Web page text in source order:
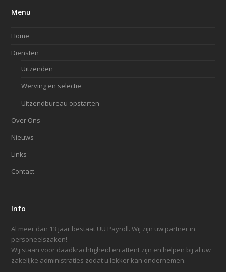
Menu
Home
Diensten
Uitzenden
Werving en selectie
Uitzendbureau opstarten
Over Ons
Nieuws
Links
Contact
Info
Al meer dan 13 jaar bestaat UU Payroll.Wij zijn uw partner in
personeelszaken!
Wij staan voor daadkrachtigheid en attent zijn en helpen bij al uw
zakelijke administraties zodat u lekker kan ondernemen.